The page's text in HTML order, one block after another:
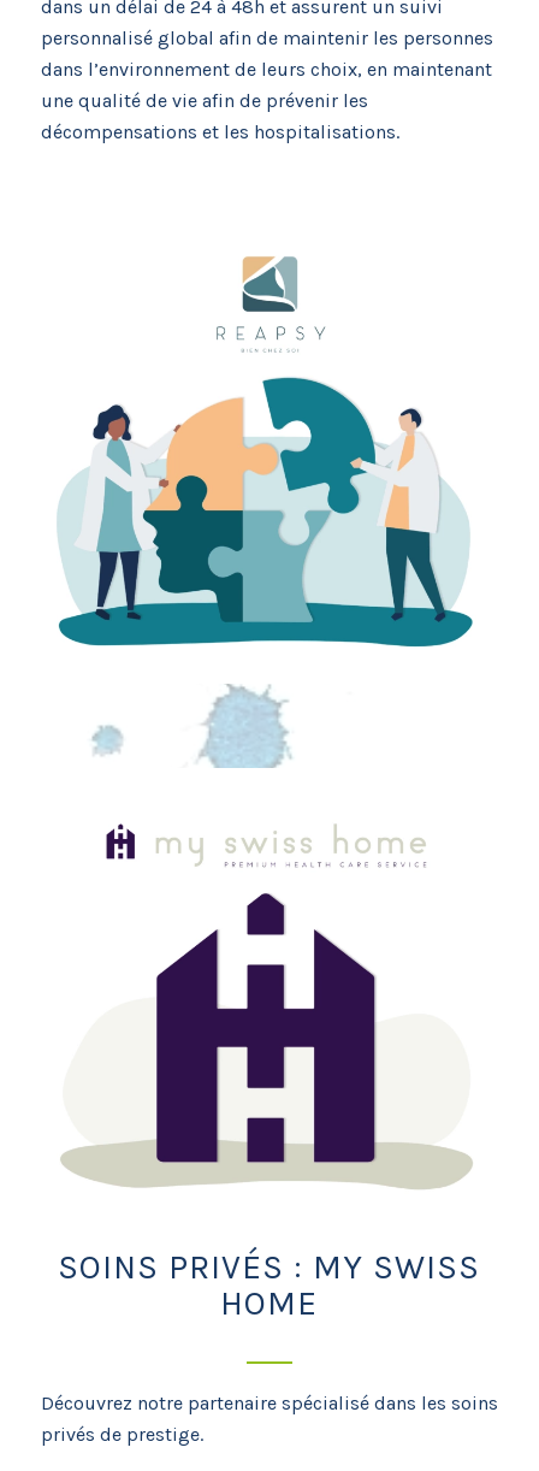
dans un délai de 24 à 48h et assurent un suivi
personnalisé global afin de maintenir les personnes
dans l’environnement de leurs choix, en maintenant
une qualité de vie afin de prévenir les
décompensations et les hospitalisations.
SOINS PRIVÉS : MY SWISS
HOME
Découvrez notre partenaire spécialisé dans les soins
privés de prestige.